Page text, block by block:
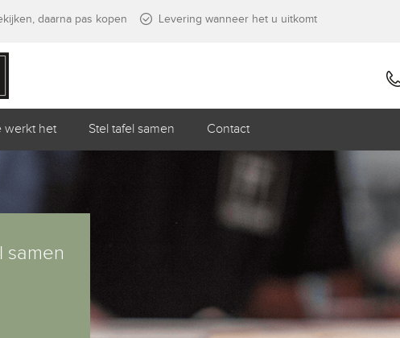
daarna pas kopen Levering wanneer het u uitkomt
werkt het Stel tafel samen Contact
samen